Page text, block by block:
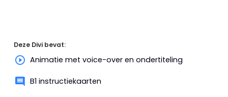
Deze Divi bevat:
Animatie met voice-over en ondertiteling
B1 instructiekaarten